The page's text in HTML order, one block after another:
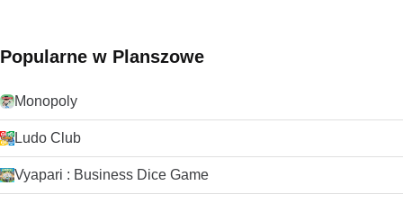
Popularne w Planszowe
Monopoly
Ludo Club
Vyapari : Business Dice Game